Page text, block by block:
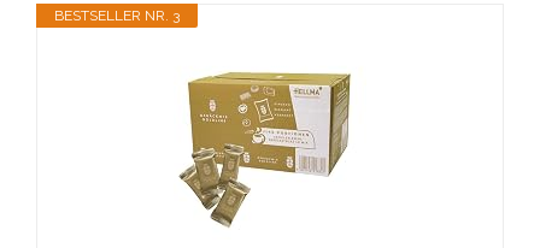
BESTSELLER NR. 3